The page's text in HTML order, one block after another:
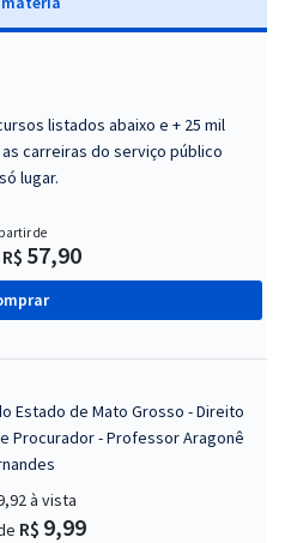
listados abaixo e + 25 mil
carreiras do serviço público
lugar.
de
R$ 57,90
Estado de Mato Grosso - Direito
Procurador - Professor Aragonê
à vista
R$ 9,99